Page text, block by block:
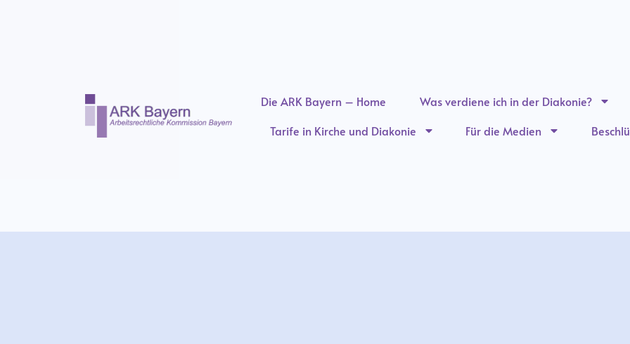
Die ARK Bayern – Home Was verdiene ich in der Diakonie?
Tarife in Kirche und Diakonie
Für die Medien